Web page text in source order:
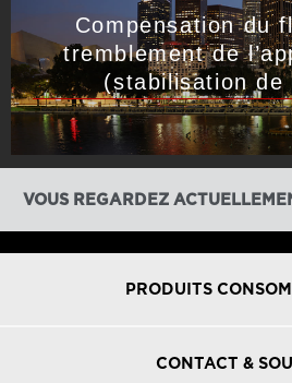
Compensation du
tremblement de
(stabilisation de
VOUS REGARDEZ
PRODUITS
CONTACT &